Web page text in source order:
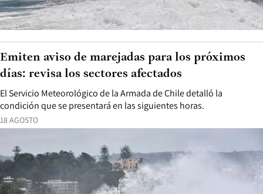
18 AGOSTO
El Servicio Meteorológico de la Armada de Chile detalló la
condición que se presentará en las siguientes horas.
Emiten aviso de marejadas para los próximos
días: revisa los sectores afectados